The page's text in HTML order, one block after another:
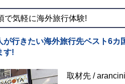
で気軽に海外旅行体験!
が行きたい海外旅行先ベスト6カ
す!
取材先 /